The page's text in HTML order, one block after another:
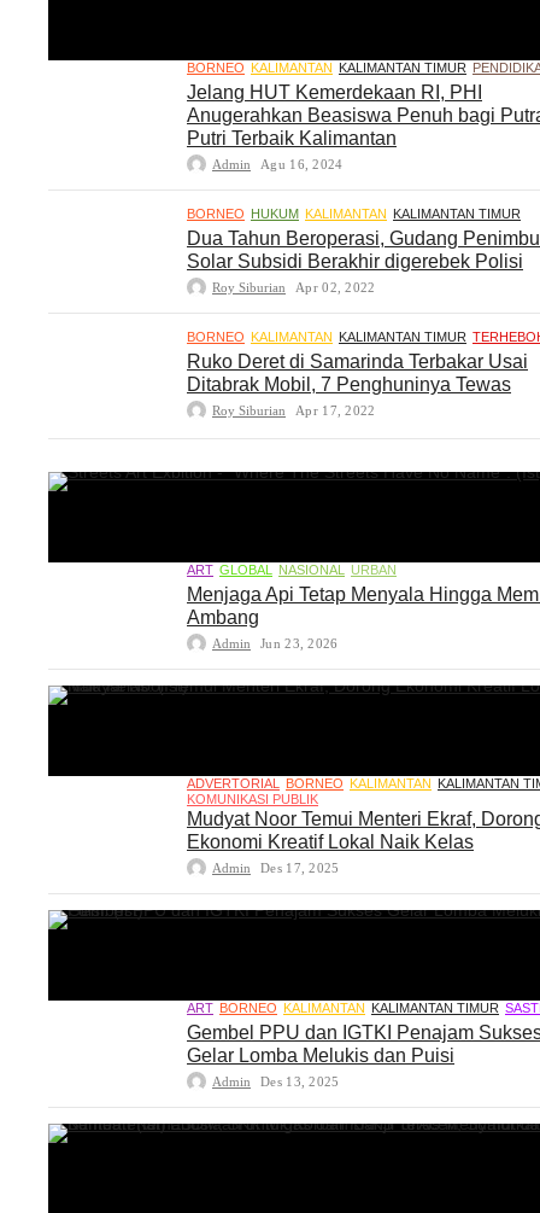
BORNEO KALIMANTAN KALIMANTAN TIMUR
Jelang HUT Kemerdekaan RI, PHI
Anugerahkan Beasiswa Penuh bagi
Putri Terbaik Kalimantan
Admin Agu 16, 2024
BORNEO HUKUM KALIMANTAN KALIMANTAN TIMUR
Dua Tahun Beroperasi, Gudang
Solar Subsidi Berakhir digerebek Polisi
Roy Siburian Apr 02, 2022
BORNEO KALIMANTAN KALIMANTAN TIMUR
Ruko Deret di Samarinda Terbakar Usai
Ditabrak Mobil, 7 Penghuninya Tewas
Roy Siburian Apr 17, 2022
ART GLOBAL NASIONAL URBAN
Menjaga Api Tetap Menyala Hingga
Ambang
Admin Jun 23, 2026
ADVERTORIAL BORNEO KALIMANTAN
KALIMANTAN
KOMUNIKASI PUBLIK
Mudyat Noor Temui Menteri Ekraf,
Ekonomi Kreatif Lokal Naik Kelas
Admin Des 17, 2025
ART BORNEO KALIMANTAN KALIMANTAN TIMUR
Gembel PPU dan IGTKI Penajam
Gelar Lomba Melukis dan Puisi
Admin Des 13, 2025